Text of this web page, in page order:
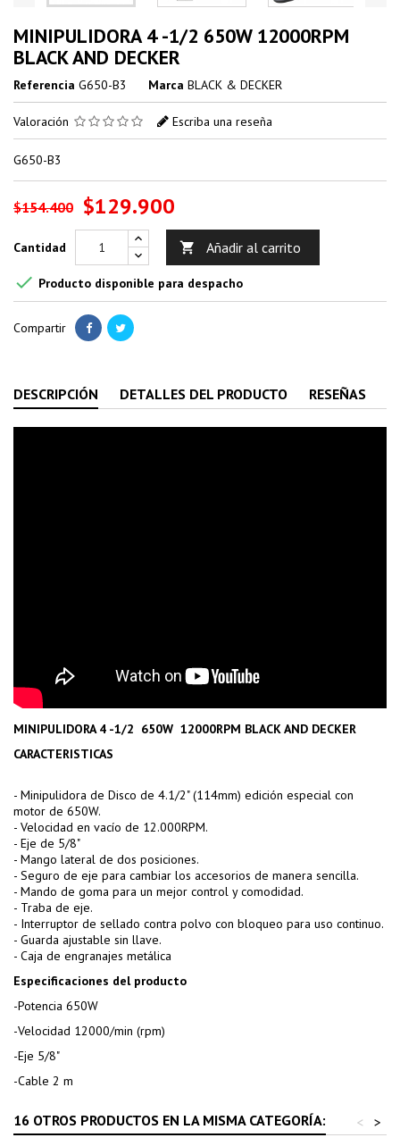
MINIPULIDORA 4 -1/2 650W 12000RPM
BLACK AND DECKER
Referencia G650-B3 Marca BLACK & DECKER
Valoración Escriba una reseña
G650-B3
$154.400 $129.900
Cantidad  Añadir al carrito
 Producto disponible para despacho
Compartir
DESCRIPCIÓN DETALLES DEL PRODUCTO RESEÑAS
MINIPULIDORA 4 -1/2 650W 12000RPM BLACK AND DECKER
CARACTERISTICAS
- Minipulidora de Disco de 4.1/2" (114mm) edición especial con
motor de 650W.
- Velocidad en vacío de 12.000RPM.
- Eje de 5/8"
- Mango lateral de dos posiciones.
- Seguro de eje para cambiar los accesorios de manera sencilla.
- Mando de goma para un mejor control y comodidad.
- Traba de eje.
- Interruptor de sellado contra polvo con bloqueo para uso continuo.
- Guarda ajustable sin llave.
- Caja de engranajes metálica
Especificaciones del producto
-Potencia 650W
-Velocidad 12000/min (rpm)
-Eje 5/8"
-Cable 2 m
16 OTROS PRODUCTOS EN LA MISMA CATEGORÍA: >
<